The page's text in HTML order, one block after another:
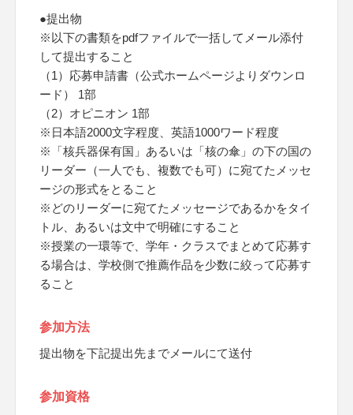
●提出物
※以下の書類をpdfファイルで一括してメール添付
して提出すること
（1）応募申請書（公式ホームページよりダウンロ
ード） 1部
（2）オピニオン 1部
※日本語2000文字程度、英語1000ワード程度
※「核兵器保有国」あるいは「核の傘」の下の国の
リーダー（一人でも、複数でも可）に宛てたメッセ
ージの形式をとること
※どのリーダーに宛てたメッセージであるかをタイ
トル、あるいは文中で明確にすること
※授業の一環等で、学年・クラスでまとめて応募す
る場合は、学校側で推薦作品を少数に絞って応募す
ること
参加方法
提出物を下記提出先までメールにて送付
参加資格